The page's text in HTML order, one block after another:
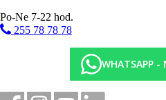
Živá hudba
Dětský klub (4–12 let), dětská
playstation, nintento konzole,
Po-Ne 7-22 hod.
255 78 78 78
WHATSAPP -